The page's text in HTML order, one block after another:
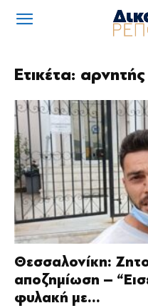
Ετικέτα: αρνητής
Θεσσαλονίκη:
αποζημίωση –
φυλακή με...